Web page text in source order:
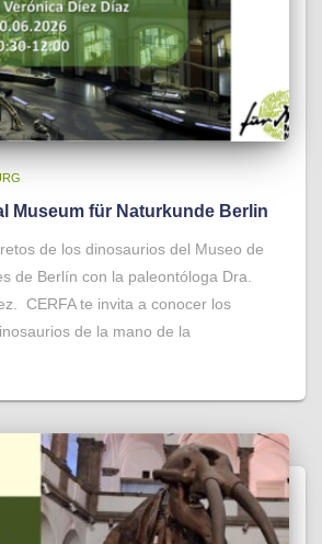
Museum für Naturkunde Berlin
de los dinosaurios del Museo de
de Berlín con la paleontóloga Dra.
CERFA te invita a conocer los
de la mano de la